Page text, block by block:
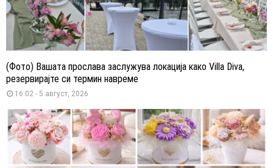
(Фото) Вашата прослава заслужува локација како Villa Diva,
резервирајте си термин навреме
16:02 - 5 август, 2026